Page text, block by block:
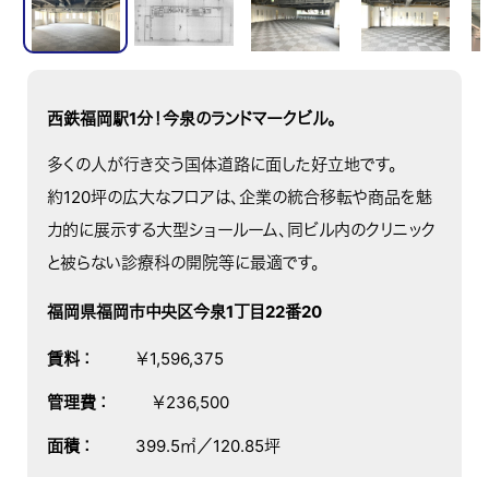
西鉄福岡駅1分！今泉のランドマークビル。
多くの人が行き交う国体道路に面した好立地です。
約120坪の広大なフロアは、企業の統合移転や商品を魅
力的に展示する大型ショールーム、同ビル内のクリニック
と被らない診療科の開院等に最適です。
福岡県福岡市中央区今泉1丁目22番20
賃料： ￥1,596,375
管理費： ￥236,500
面積： 399.5㎡／120.85坪